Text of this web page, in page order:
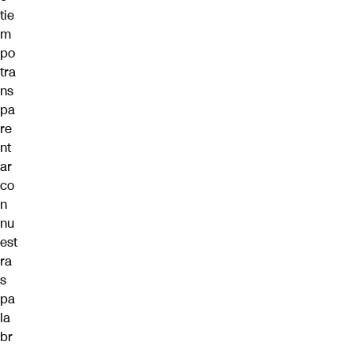
tie
m
po
tra
ns
pa
re
nt
ar
co
n
nu
est
ra
s
pa
la
br